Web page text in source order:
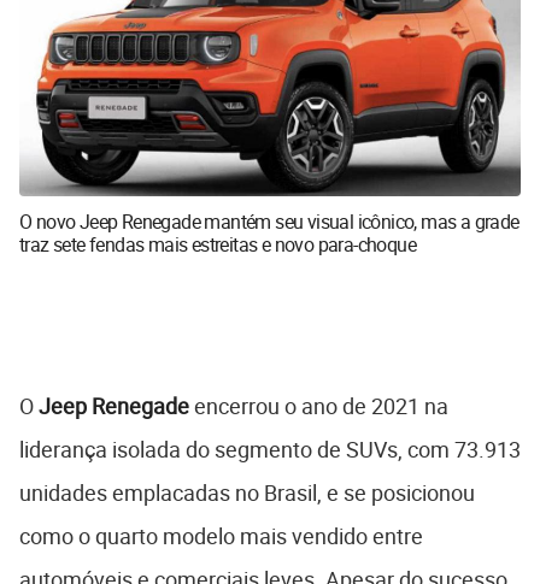
O novo Jeep Renegade mantém seu visual icônico, mas a grade
traz sete fendas mais estreitas e novo para-choque
OJeep Renegadeencerrou o ano de 2021 na
liderança isolada do segmento de SUVs, com 73.913
unidades emplacadas no Brasil, e se posicionou
como o quarto modelo mais vendido entre